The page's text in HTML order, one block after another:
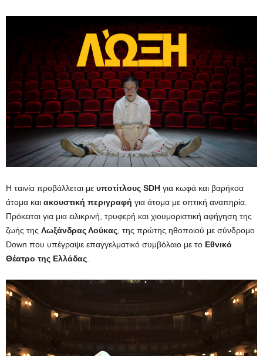
Η ταινία προβάλλεται με υποτίτλους SDH για κωφά και βαρήκοα
άτομα και ακουστική περιγραφή για άτομα με οπτική αναπηρία.
Πρόκειται για μια ειλικρινή, τρυφερή και χιουμοριστική αφήγηση της
ζωής της Λωξάνδρας Λούκας , της πρώτης ηθοποιού με σύνδρομο
Down που υπέγραψε επαγγελματικό συμβόλαιο με το Εθνικό
Θέατρο της Ελλάδας